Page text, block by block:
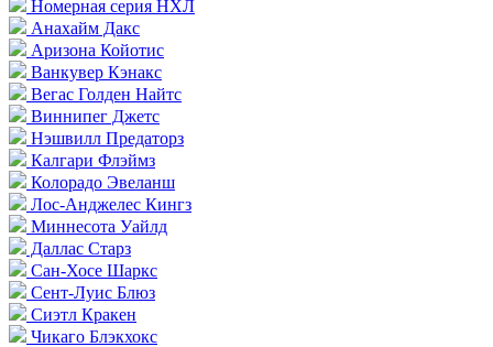
Номерная серия НХЛ
Анахайм Дакс
Аризона Койотис
Ванкувер Кэнакс
Вегас Голден Найтс
Виннипег Джетс
Нэшвилл Предаторз
Калгари Флэймз
Колорадо Эвеланш
Лос-Анджелес Кингз
Миннесота Уайлд
Даллас Старз
Сан-Хосе Шаркс
Сент-Луис Блюз
Сиэтл Кракен
Чикаго Блэкхокс